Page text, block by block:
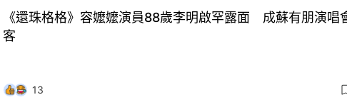
《還珠格格》容嬤嬤演員88歲李明啟罕露面 成蘇有朋演唱
客
13